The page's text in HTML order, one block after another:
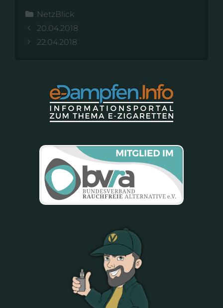
Kategorien
NetzBlick
20.04.2018
22.04.2018